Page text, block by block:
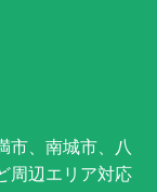
市、南城市、八
周辺エリア対応